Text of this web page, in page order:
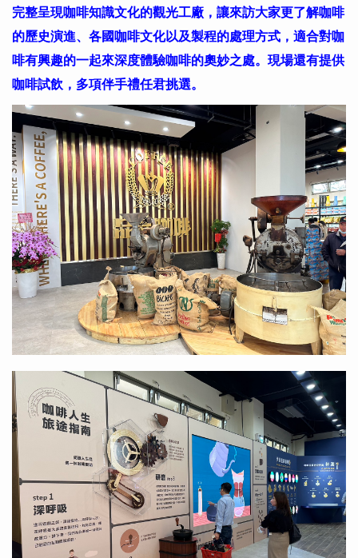
完整呈現咖啡知識文化的觀光工廠，讓來訪大家更了解咖啡
的歷史演進、各國咖啡文化以及製程的處理方式，適合對咖
啡有興趣的一起來深度體驗咖啡的奧妙之處。現場還有提供
咖啡試飲，多項伴手禮任君挑選。